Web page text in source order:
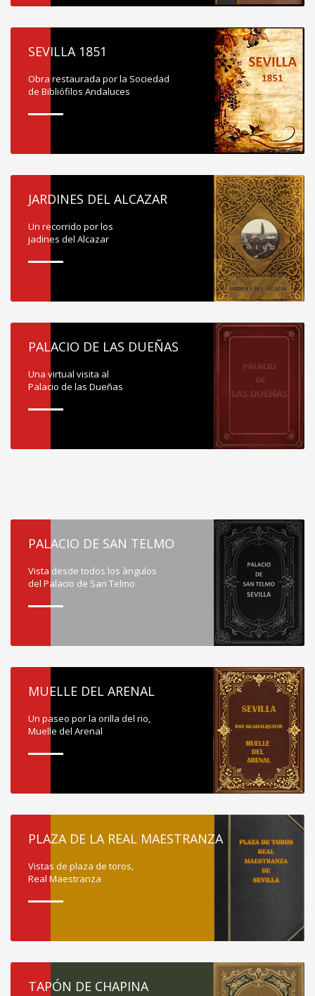
SEVILLA 1851
Obra restaurada por la Sociedad
de Bibliófilos Andaluces
JARDINES DEL ALCAZAR
Un recorrido por los
jadines del Alcazar
PALACIO DE LAS DUEÑAS
Una virtual visita al
Palacio de las Dueñas
PALACIO DE SAN TELMO
Vista desde todos los àngulos
del Palacio de San Telmo
MUELLE DEL ARENAL
Un paseo por la orilla del rio,
Muelle del Arenal
PLAZA DE LA REAL MAESTRANZA
Vistas de plaza de toros,
Real Maestranza
TAPÓN DE CHAPINA